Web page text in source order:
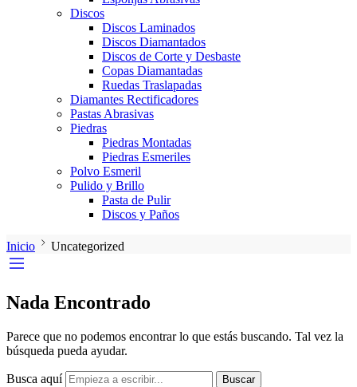
Discos
Discos Laminados
Discos Diamantados
Discos de Corte y Desbaste
Copas Diamantadas
Ruedas Traslapadas
Diamantes Rectificadores
Pastas Abrasivas
Piedras
Piedras Montadas
Piedras Esmeriles
Polvo Esmeril
Pulido y Brillo
Pasta de Pulir
Discos y Paños
Inicio Uncategorized
Nada Encontrado
Parece que no podemos encontrar lo que estás buscando. Tal vez la
búsqueda pueda ayudar.
Busca aquí Buscar